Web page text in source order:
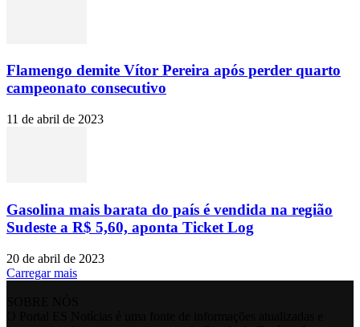
Flamengo demite Vítor Pereira após perder quarto
campeonato consecutivo
11 de abril de 2023
Gasolina mais barata do país é vendida na região
Sudeste a R$ 5,60, aponta Ticket Log
20 de abril de 2023
Carregar mais